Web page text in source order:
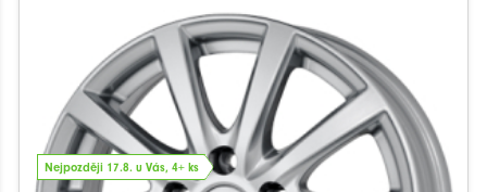
Nejpozději 17.8. u Vás, 4+ ks